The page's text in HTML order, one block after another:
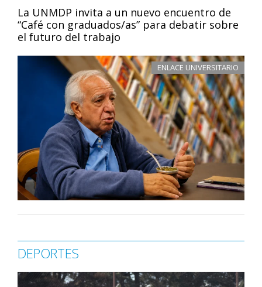
La UNMDP invita a un nuevo encuentro de
“Café con graduados/as” para debatir sobre
el futuro del trabajo
ENLACE UNIVERSITARIO
DEPORTES